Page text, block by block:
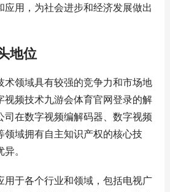
应用，为社会进步和经济发展做出
地位
术领域具有较强的竞争力和市场地
视频技术九游会体育官网登录的解
司在数字视频编解码器、数字视频
领域拥有自主知识产权的核心技
。
用于各个行业和领域，包括电视广